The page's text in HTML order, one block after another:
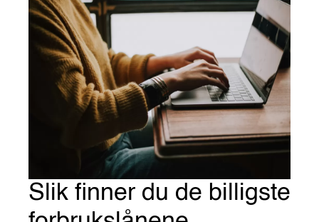
Slik finner du de billigste